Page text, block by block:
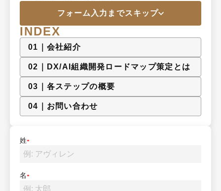
フォーム入力までスキップ
INDEX
01 会社紹介
02 DX/AI組織開発ロードマップ策定とは
03 各ステップの概要
04 お問い合わせ
姓
名